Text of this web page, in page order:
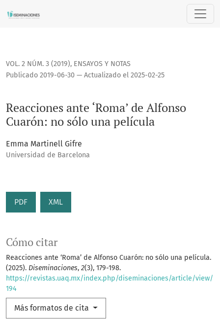
Reacciones ante ‘Roma’ de Alfonso Cuarón: no sólo una
VOL. 2 NÚM. 3 (2019), ENSAYOS Y NOTAS
Reacciones ante ‘Roma’ de Alfonso
Cuarón: no sólo una película
Publicado 2019-06-30 — Actualizado el 2025-02-25
Emma Martinell Gifre
Universidad de Barcelona
PDF XML
Cómo citar
Reacciones ante ‘Roma’ de Alfonso Cuarón: no sólo una película.
(2025). Diseminaciones, 2(3), 179-198.
https://revistas.uaq.mx/index.php/diseminaciones/article/view/
194
Más formatos de cita